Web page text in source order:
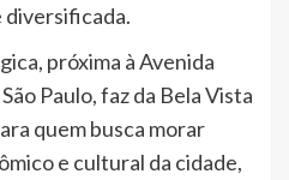
diversificada.
próxima à Avenida
Paulo, faz da Bela Vista
quem busca morar
e cultural da cidade,